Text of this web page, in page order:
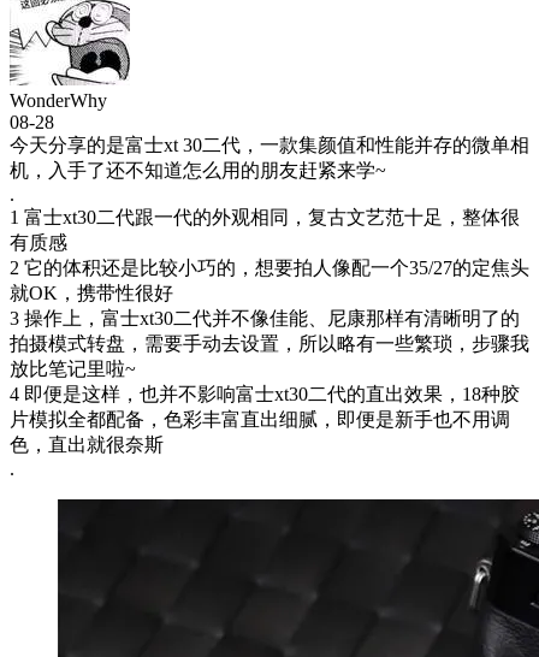
WonderWhy
08-28
今天分享的是富士xt 30二代，一款集颜值和性能并存的微单相
机，入手了还不知道怎么用的朋友赶紧来学~
.
1 富士xt30二代跟一代的外观相同，复古文艺范十足，整体很
有质感
2 它的体积还是比较小巧的，想要拍人像配一个35/27的定焦头
就OK，携带性很好
3 操作上，富士xt30二代并不像佳能、尼康那样有清晰明了的
拍摄模式转盘，需要手动去设置，所以略有一些繁琐，步骤我
放比笔记里啦~
4 即便是这样，也并不影响富士xt30二代的直出效果，18种胶
片模拟全都配备，色彩丰富直出细腻，即便是新手也不用调
色，直出就很奈斯
.